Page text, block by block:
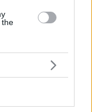
the
με
όπως
ξεχωριστός
τον κόσμο στη